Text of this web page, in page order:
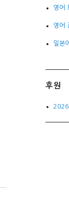
영어
영어
일본
후원
2026